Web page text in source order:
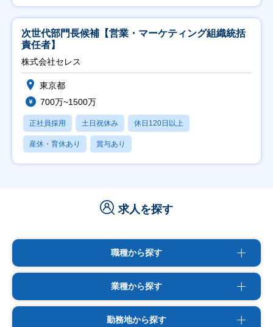
次世代部門長候補【営業・マーケティング組織統括
責任者】
株式会社セレス
東京都
700万~1500万
正社員採用 土日祝休み 休日120日以上
産休・育休あり 賞与あり
求人を探す
職種から探す
業種から探す
勤務地から探す